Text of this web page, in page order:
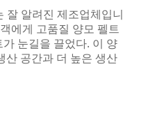
알려진 제조업체입니
에게 고품질 양모 펠트
눈길을 끌었다. 이 양
산 공간과 더 높은 생산